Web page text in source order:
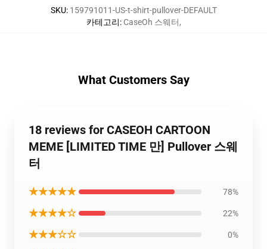
SKU: 159791011-US-t-shirt-pullover-DEFAULT
카테고리: CaseOh 스웨터,
What Customers Say
18 reviews for CASEOH CARTOON
MEME [LIMITED TIME 만] Pullover 스웨
터
★★★★★ 78%
★★★★☆ 22%
★★★☆☆ 0%